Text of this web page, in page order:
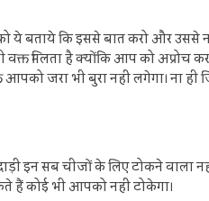
बताये कि इससे बात करो और उससे
वक्त मिलता है क्‍योंकि आप को
जरा भी बुरा नहीं लगेगा। ना
इन सब चीजों के लिए टोकने वाला
हैं कोई भी आपको नहीं टोकेगा।